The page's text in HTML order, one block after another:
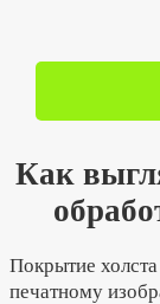
Как
Покрытие холста
печатному